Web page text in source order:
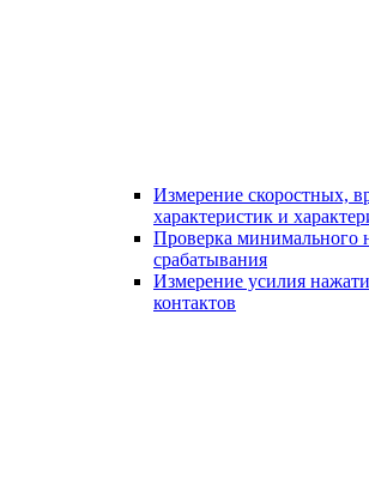
Измерение скоростных,
характеристик и
Проверка минимального
срабатывания
Измерение усилия
контактов